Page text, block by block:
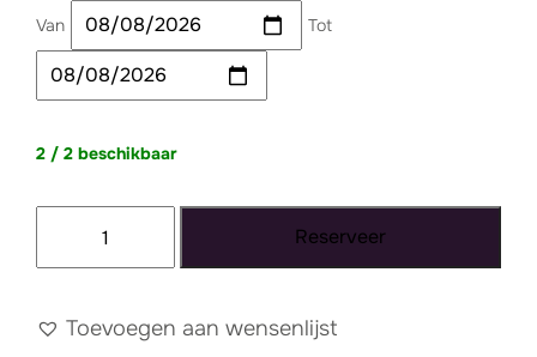
Van Tot
2 / 2 beschikbaar
groot
Reserveer
Toevoegen aan wensenlijst